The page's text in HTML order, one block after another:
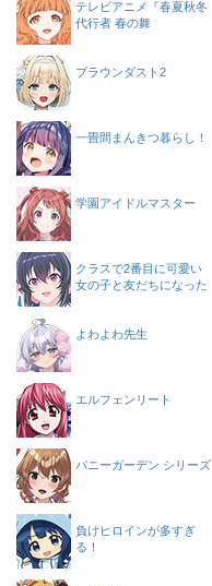
テレビアニメ『春夏秋冬
代行者 春の舞
ブラウンダスト2
一畳間まんきつ暮らし！
学園アイドルマスター
クラスで2番目に可愛い
女の子と友だちになった
よわよわ先生
エルフェンリート
バニーガーデン シリーズ
負けヒロインが多すぎ
る！